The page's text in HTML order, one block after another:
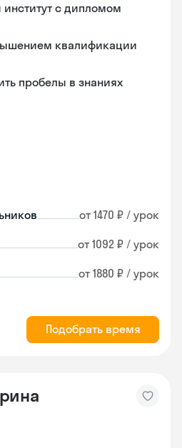
институт с дипломом
квалификации
пробелы в знаниях
от 1470 ₽ / урок
от 1092 ₽ / урок
от 1880 ₽ / урок
Подобрать время